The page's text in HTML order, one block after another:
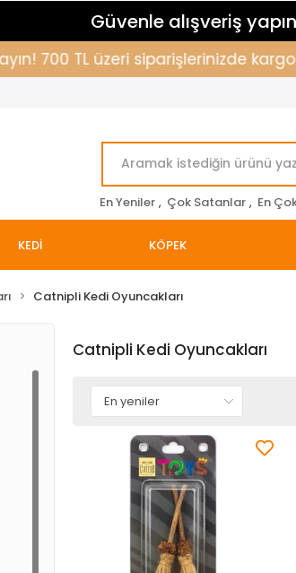
Güvenle alışveriş
700 TL üzeri siparişlerinizde
En Yeniler , Çok Satanlar , En
KEDİ KÖPEK
Catnipli Kedi Oyuncakları
Catnipli Kedi Oyuncakları